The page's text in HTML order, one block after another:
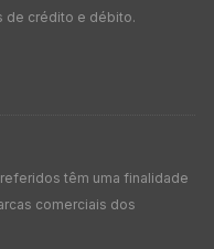
de crédito e débito.
têm uma finalidade
comerciais dos